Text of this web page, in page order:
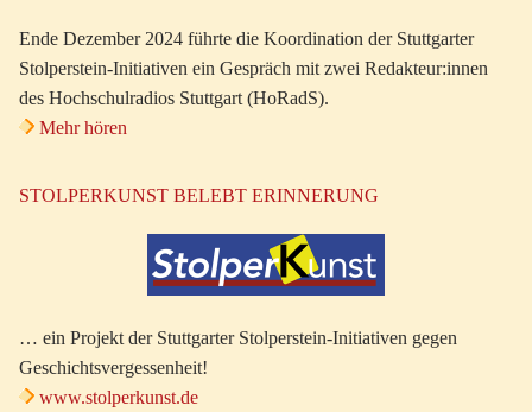
Ende Dezember 2024 führte die Koordination der Stuttgarter
Stolperstein-Initiativen ein Gespräch mit zwei Redakteur:innen
des Hochschulradios Stuttgart (HoRadS).
Mehr hören
STOLPERKUNST BELEBT ERINNERUNG
… ein Projekt der Stuttgarter Stolperstein-Initiativen gegen
Geschichtsvergessenheit!
www.stolperkunst.de